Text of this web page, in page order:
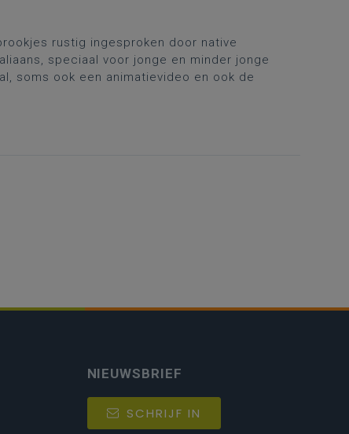
rustig ingesproken door native
speciaal voor jonge en minder jonge
soms ook een animatievideo en ook de
NIEUWSBRIEF
SCHRIJF IN